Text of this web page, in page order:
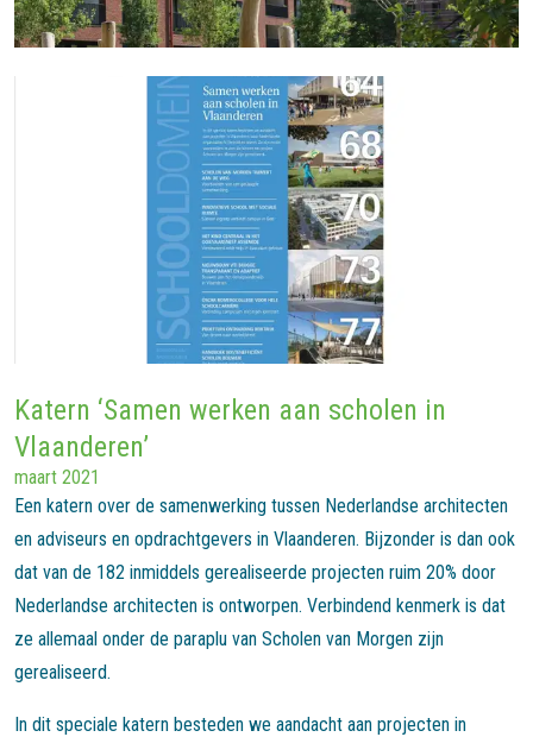
Katern ‘Samen werken aan scholen in
Vlaanderen’
maart 2021
Een katern over de samenwerking tussen Nederlandse architecten
en adviseurs en opdrachtgevers in Vlaanderen. Bijzonder is dan ook
dat van de 182 inmiddels gerealiseerde projecten ruim 20% door
Nederlandse architecten is ontworpen. Verbindend kenmerk is dat
ze allemaal onder de paraplu van Scholen van Morgen zijn
gerealiseerd.
In dit speciale katern besteden we aandacht aan projecten in